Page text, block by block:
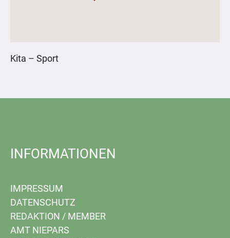
Kita – Sport
INFORMATIONEN
IMPRESSUM
DATENSCHUTZ
REDAKTION / MEMBER
AMT NIEPARS